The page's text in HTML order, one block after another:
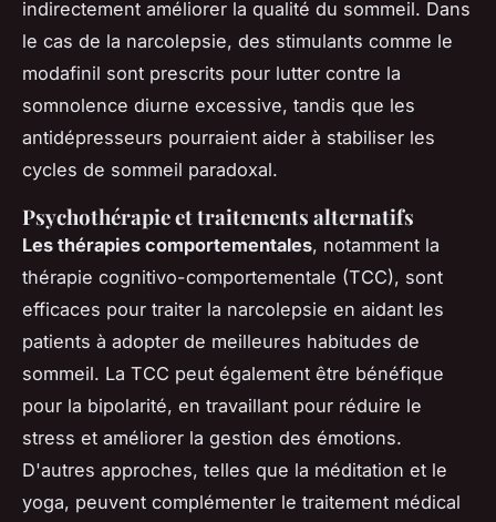
indirectement améliorer la qualité du sommeil. Dans
le cas de la narcolepsie, des stimulants comme le
modafinil sont prescrits pour lutter contre la
somnolence diurne excessive, tandis que les
antidépresseurs pourraient aider à stabiliser les
cycles de sommeil paradoxal.
Psychothérapie et traitements alternatifs
Les thérapies comportementales, notamment la
thérapie cognitivo-comportementale (TCC), sont
efficaces pour traiter la narcolepsie en aidant les
patients à adopter de meilleures habitudes de
sommeil. La TCC peut également être bénéfique
pour la bipolarité, en travaillant pour réduire le
stress et améliorer la gestion des émotions.
D'autres approches, telles que la méditation et le
yoga, peuvent complémenter le traitement médical